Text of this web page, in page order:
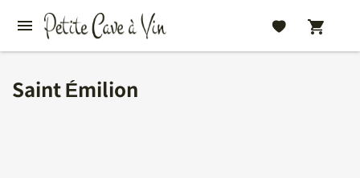
Saint Émilion